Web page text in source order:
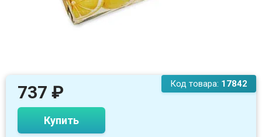
Код товара: 17842
737 ₽
Купить